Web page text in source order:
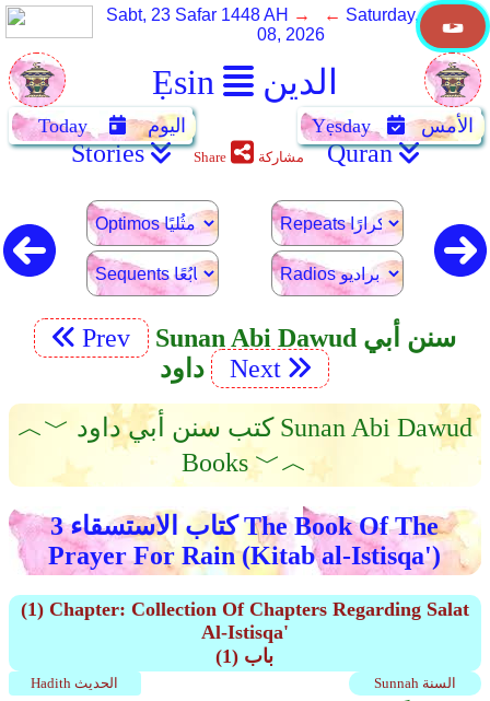
Ẹsin الدين
Sabt, 23 Safar 1448 AH → ← Saturday, August
08, 2026
Today اليوم Yẹsday الأمس
Stories Share مشاركة Quran
Prev
Sunan Abi Dawud سنن أبي
داود
Next
︿﹀ كتب سنن أبي داود Sunan Abi Dawud
Books ﹀︿
كتاب الاستسقاء 3 The Book Of The
Prayer For Rain (Kitab al-Istisqa')
(1) Chapter: Collection Of Chapters Regarding Salat
Al-Istisqa'
(1) باب
Sunnah السنة Hadith الحديث